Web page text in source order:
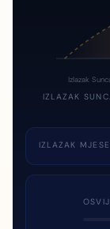
Izlazak
IZLAZAK
IZLAZAK